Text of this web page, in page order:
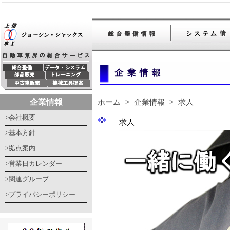
企業情報
>会社概要
>基本方針
>拠点案内
>営業日カレンダー
>関連グループ
>プライバシーポリシー
ホーム > 企業情報 > 求人
求人